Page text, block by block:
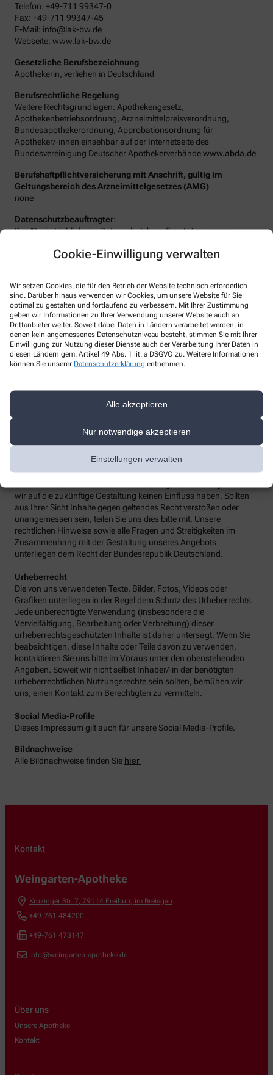
Cookie-Einwilligung verwalten
Wir setzen Cookies, die für den Betrieb der Website technisch erforderlich
sind. Darüber hinaus verwenden wir Cookies, um unsere Website für Sie
optimal zu gestalten und fortlaufend zu verbessern. Mit Ihrer Zustimmung
geben wir Informationen zu Ihrer Verwendung unserer Website auch an
Drittanbieter weiter. Soweit dabei Daten in Ländern verarbeitet werden, in
denen kein angemessenes Datenschutzniveau besteht, stimmen Sie mit Ihrer
Einwilligung zur Nutzung dieser Dienste auch der Verarbeitung Ihrer Daten in
diesen Ländern gem. Artikel 49 Abs. 1 lit. a DSGVO zu. Weitere Informationen
können Sie unserer Datenschutzerklärung entnehmen.
Alle akzeptieren
Nur notwendige akzeptieren
Einstellungen verwalten
Telefon: +49-711 99347-0
Fax: +49-711 99347-45
E-Mail: info@lak-bw.de
Webseite: www.lak-bw.de
Gesetzliche Berufsbezeichnung
Apothekerin, verliehen in Deutschland
Berufsrechtliche Regelung
Weitere Rechtsgrundlagen: Apothekengesetz,
Apothekenbetriebsordnung, Arzneimittelpreisverordnung,
Bundesapothekerordnung, Approbationsordnung für
Apotheker/-innen einsehbar auf der Internetseite des
Bundesvereinigung Deutscher Apothekerverbändewww.abda.de
Berufshaftpflichtversicherung mit Anschrift, gültig im
Geltungsbereich des Arzneimittelgesetzes (AMG)
none
Datenschutzbeauftragter:
Den/Die betriebliche/-n Datenschutzbeauftragte/-n unserer
Fax:
Email:
Website:
Weitere Hinweise
Streitschlichtung
Wir sind weder verpflichtet noch bereit, an einem
teilzunehmen.
der gebotenen Sorgfalt und nach bestem Wissen erstellt. Soweit
keine Gewähr für die fortwährende Aktualität, Richtigkeit und
Vollständigkeit der verlinkten Inhalte übernehmen, da diese
wir auf die zukünftige Gestaltung keinen Einfluss haben. Sollten
aus Ihrer Sicht Inhalte gegen geltendes Recht verstoßen oder
unangemessen sein, teilen Sie uns dies bitte mit. Unsere
rechtlichen Hinweise sowie alle Fragen und Streitigkeiten im
Zusammenhang mit der Gestaltung unseres Angebots
unterliegen dem Recht der Bundesrepublik Deutschland.
Urheberrecht
Die von uns verwendeten Texte, Bilder, Fotos, Videos oder
Grafiken unterliegen in der Regel dem Schutz des Urheberrechts.
Jede unberechtigte Verwendung (insbesondere die
Vervielfältigung, Bearbeitung oder Verbreitung) dieser
urheberrechtsgeschützten Inhalte ist daher untersagt. Wenn Sie
beabsichtigen, diese Inhalte oder Teile davon zu verwenden,
kontaktieren Sie uns bitte im Voraus unter den obenstehenden
Angaben. Soweit wir nicht selbst Inhaber/-in der benötigten
urheberrechtlichen Nutzungsrechte sein sollten, bemühen wir
uns, einen Kontakt zum Berechtigten zu vermitteln.
Social Media-Profile
Dieses Impressum gilt auch für unsere Social Media-Profile.
Bildnachweise
Alle Bildnachweise finden Sie hier
Kontakt
Weingarten-Apotheke
Krozinger Str. 7 79114 Freiburg im Breisgau
+49-761 484200
+49-761 473147
info@weingarten-apotheke.de
Über uns
Unsere Apotheke
Kontakt